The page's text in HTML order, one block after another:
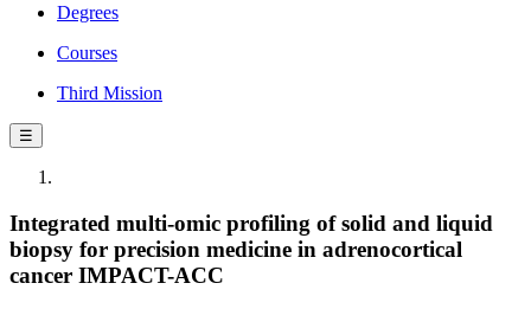
Degrees
Courses
Third Mission
☰
Integrated multi-omic profiling of solid and liquid
biopsy for precision medicine in adrenocortical
cancer IMPACT-ACC